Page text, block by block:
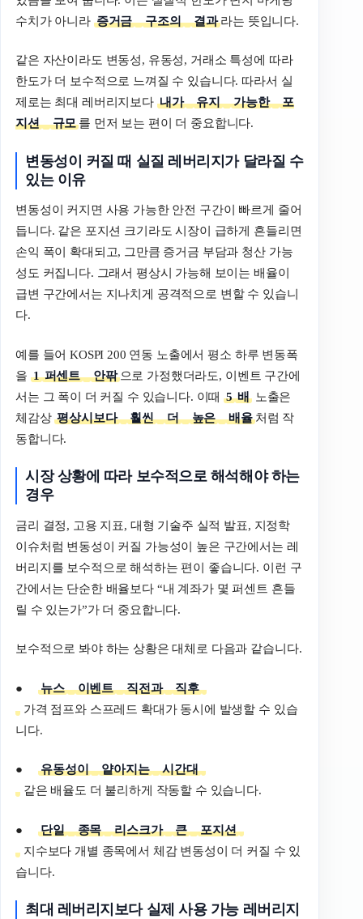
수치가 아니라 증거금 구조의 결과 라는 뜻입니다.
같은 자산이라도 변동성, 유동성, 거래소 특성에 따라
한도가 더 보수적으로 느껴질 수 있습니다. 따라서 실
제로는 최대 레버리지보다 내가 유지 가능한
포
지션
규모 를 먼저 보는 편이 더 중요합니다.
변동성이 커질 때 실질 레버리지가 달라질 수
있는 이유
변동성이 커지면 사용 가능한 안전 구간이 빠르게 줄어
듭니다. 같은 포지션 크기라도 시장이 급하게 흔들리면
손익 폭이 확대되고, 그만큼 증거금 부담과 청산 가능
성도 커집니다. 그래서 평상시 가능해 보이는 배율이
급변 구간에서는 지나치게 공격적으로 변할 수 있습니
다.
예를 들어 KOSPI 200 연동 노출에서 평소 하루 변동폭
을 1 퍼센트 안팎으로 가정했더라도, 이벤트 구간에
서는 그 폭이 더 커질 수 있습니다. 이때5 배노출은
체감상평상시보다 훨씬 더 높은 배율처럼 작
동합니다.
시장 상황에 따라 보수적으로 해석해야 하는
경우
금리 결정, 고용 지표, 대형 기술주 실적 발표, 지정학
이슈처럼 변동성이 커질 가능성이 높은 구간에서는 레
버리지를 보수적으로 해석하는 편이 좋습니다. 이런 구
간에서는 단순한 배율보다 “내 계좌가 몇 퍼센트 흔들
릴 수 있는가”가 더 중요합니다.
보수적으로 봐야 하는 상황은 대체로 다음과 같습니다.
●뉴스 이벤트 직전과
직후
가격 점프와 스프레드 확대가 동시에 발생할 수 있습
니다.
●유동성이 얕아지는
시간대
같은 배율도 더 불리하게 작동할 수 있습니다.
●단일 종목 리스크가 큰
포지션
지수보다 개별 종목에서 체감 변동성이 더 커질 수 있
습니다.
최대 레버리지보다 실제 사용 가능 레버리지